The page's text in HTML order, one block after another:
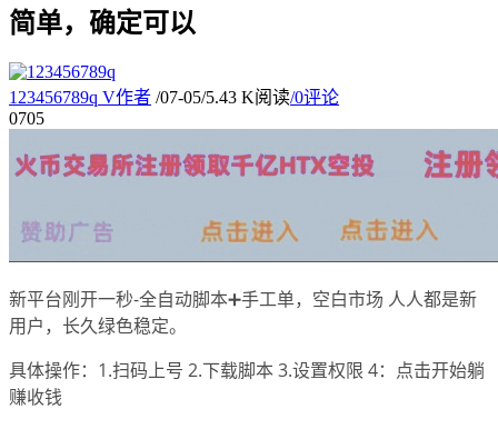
简单，确定可以
123456789q V作者 /07-05/5.43 K阅读/0评论
0705
新平台刚开一秒-全自动脚本➕手工单，空白市场 人人都是新
用户，长久绿色稳定。
具体操作：1.扫码上号 2.下载脚本 3.设置权限 4：点击开始躺
赚收钱